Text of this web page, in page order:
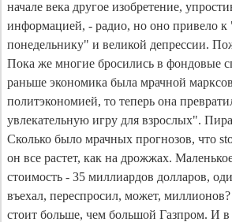
начале века другое изобретение,
информацией, - радио, но оно привело к
понедельнику" и великой депрессии.
Пока же многие бросились в фондовые
раньше экономика была мрачной
политэкономией, то теперь она
увлекательную игру для взрослых".
Сколько было мрачных прогнозов, что
он все растет, как на дрожжах.
стоимость - 35 миллиардов долларов,
въехал, переспросил, может,
стоит больше, чем большой Газпром. И в